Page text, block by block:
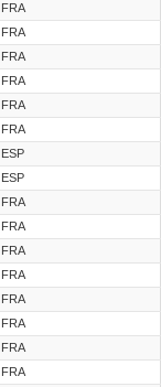
FRA
FRA
FRA
FRA
FRA
FRA
ESP
ESP
FRA
FRA
FRA
FRA
FRA
FRA
FRA
FRA